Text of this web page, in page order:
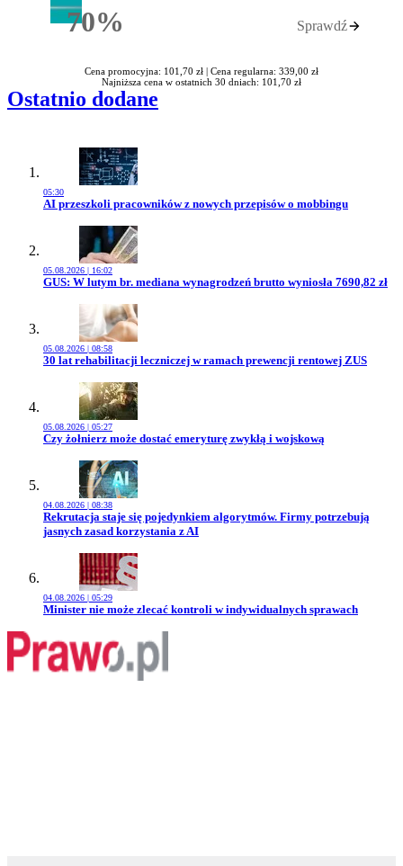
70%Rabatu Sprawdź
Cena promocyjna: 101,70 zł | Cena regularna: 339,00 zł
Najniższa cena w ostatnich 30 dniach: 101,70 zł
Ostatnio dodane
05:30
Przejdź do artykułu:
AI przeszkoli pracowników z nowych przepisów o mobbingu
05.08.2026 | 16:02
Przejdź do artykułu:
GUS: W lutym br. mediana wynagrodzeń brutto wyniosła 7690,82 zł
05.08.2026 | 08:58
Przejdź do artykułu:
30 lat rehabilitacji leczniczej w ramach prewencji rentowej ZUS
05.08.2026 | 05:27
Przejdź do artykułu:
Czy żołnierz może dostać emeryturę zwykłą i wojskową
04.08.2026 | 08:38
Przejdź do artykułu:
Rekrutacja staje się pojedynkiem algorytmów. Firmy potrzebują
jasnych zasad korzystania z AI
04.08.2026 | 05:29
Przejdź do artykułu:
Minister nie może zlecać kontroli w indywidualnych sprawach